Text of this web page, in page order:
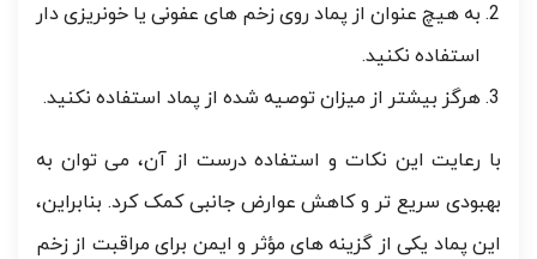
به هیچ عنوان از پماد روی زخم های عفونی یا خونریزی دار
استفاده نکنید.
هرگز بیشتر از میزان توصیه شده از پماد استفاده نکنید.
با رعایت این نکات و استفاده درست از آن، می توان به
بهبودی سریع تر و کاهش عوارض جانبی کمک کرد. بنابراین،
این پماد یکی از گزینه های مؤثر و ایمن برای مراقبت از زخم